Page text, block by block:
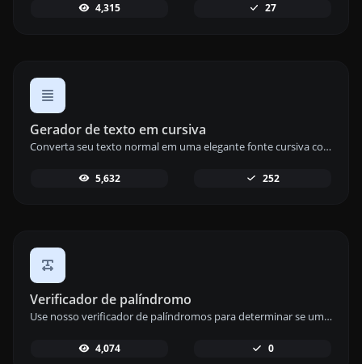
4,315 27
Gerador de texto em cursiva
Converta seu texto normal em uma elegante fonte cursiva com nossa ferramenta de geração de texto cursivo para texto estiloso.
5,632 252
Verificador de palíndromo
Use nosso verificador de palíndromos para determinar se uma palavra ou frase é lida da mesma forma de trás para frente para uma análise de texto divertida.
4,074 0